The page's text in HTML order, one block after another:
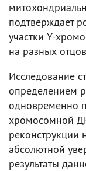
подтверждает
участки Y-
на разных
Исследование
определением
одновременно
хромосомной
реконструкции
абсолютной
результаты